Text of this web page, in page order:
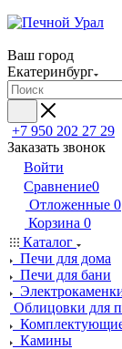
Ваш город
Екатеринбург
+7 950 202 27 29
Заказать звонок
Войти
Сравнение0
Отложенные 0
Корзина 0
Каталог
Печи для дома
Печи для бани
Облицовки для
Камины